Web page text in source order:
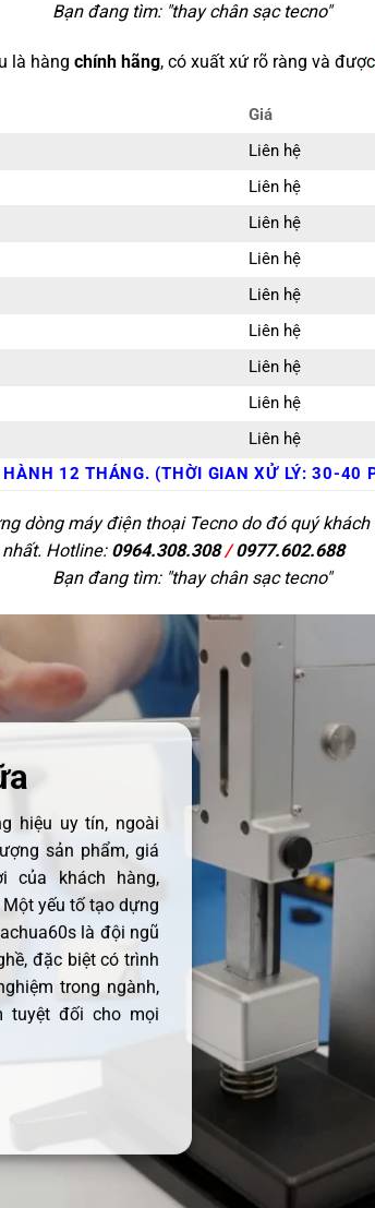
Bạn đang tìm: "thay chân sạc tecno"
là hàng chính hãng, có xuất xứ rõ ràng và được
Giá
Liên hệ
Liên hệ
Liên hệ
Liên hệ
Liên hệ
Liên hệ
Liên hệ
Liên hệ
Liên hệ
HÀNH 12 THÁNG. (THỜI GIAN XỬ LÝ: 30-40
dòng máy điện thoại Tecno do đó quý
Hotline: 0964.308.308/0977.602.688
Bạn đang tìm: "thay chân sạc tecno"
hiệu uy tín, ngoài
sản phẩm, giá
của khách hàng,
yếu tố tạo dựng
là đội ngũ
đặc biệt có trình
trong ngành,
tuyệt đối cho mọi